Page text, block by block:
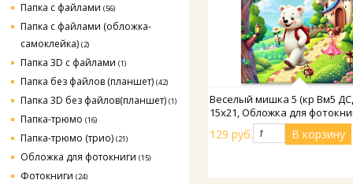
Папка с файлами (56)
Папка с файлами (обложка-
самоклейка) (2)
Папка 3D с файлами (1)
Папка без файлов (планшет) (42)
Папка 3D без файлов(планшет) (1)
Папка-трюмо (16)
Папка-трюмо (трио) (21)
Обложка для фотокниги (15)
Фотокниги (24)
Подробнее
Веселый мишка 5 (кр Вм5
15х21, Обложка для
129 руб.